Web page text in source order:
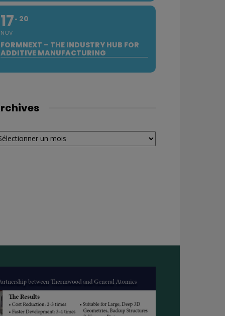
17
NOV
20
FORMNEXT – THE INDUSTRY HUB FOR
ADDITIVE MANUFACTURING